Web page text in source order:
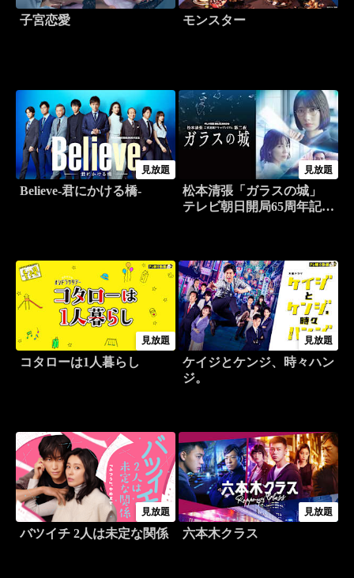
子宮恋愛 モンスター
見放題
Believe-君にかける橋-
見放題
松本清張「ガラスの城」
テレビ朝日開局65周年記念
見放題
コタローは1人暮らし
見放題
ケイジとケンジ、時々ハン
ジ。
見放題
バツイチ 2人は未定な関係
見放題
六本木クラス